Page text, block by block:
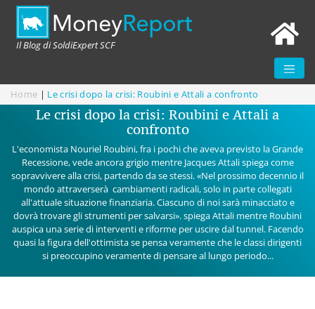
Il Blog di SoldiExpert SCF
Home | Le crisi dopo la crisi: Roubini e Attali a confronto
Le crisi dopo la crisi: Roubini e Attali a
confronto
L'economista Nouriel Roubini, fra i pochi che aveva previsto la Grande
Recessione, vede ancora grigio mentre Jacques Attali spiega come
sopravvivere alla crisi, partendo da se stessi. «Nel prossimo decennio il
mondo attraverserà cambiamenti radicali, solo in parte collegati
all'attuale situazione finanziaria. Ciascuno di noi sarà minacciato e
dovrà trovare gli strumenti per salvarsi». spiega Attali mentre Roubini
auspica una serie di interventi e riforme per uscire dal tunnel. Facendo
quasi la figura dell'ottimista se pensa veramente che le classi dirigenti
si preoccupino veramente di pensare al lungo periodo...